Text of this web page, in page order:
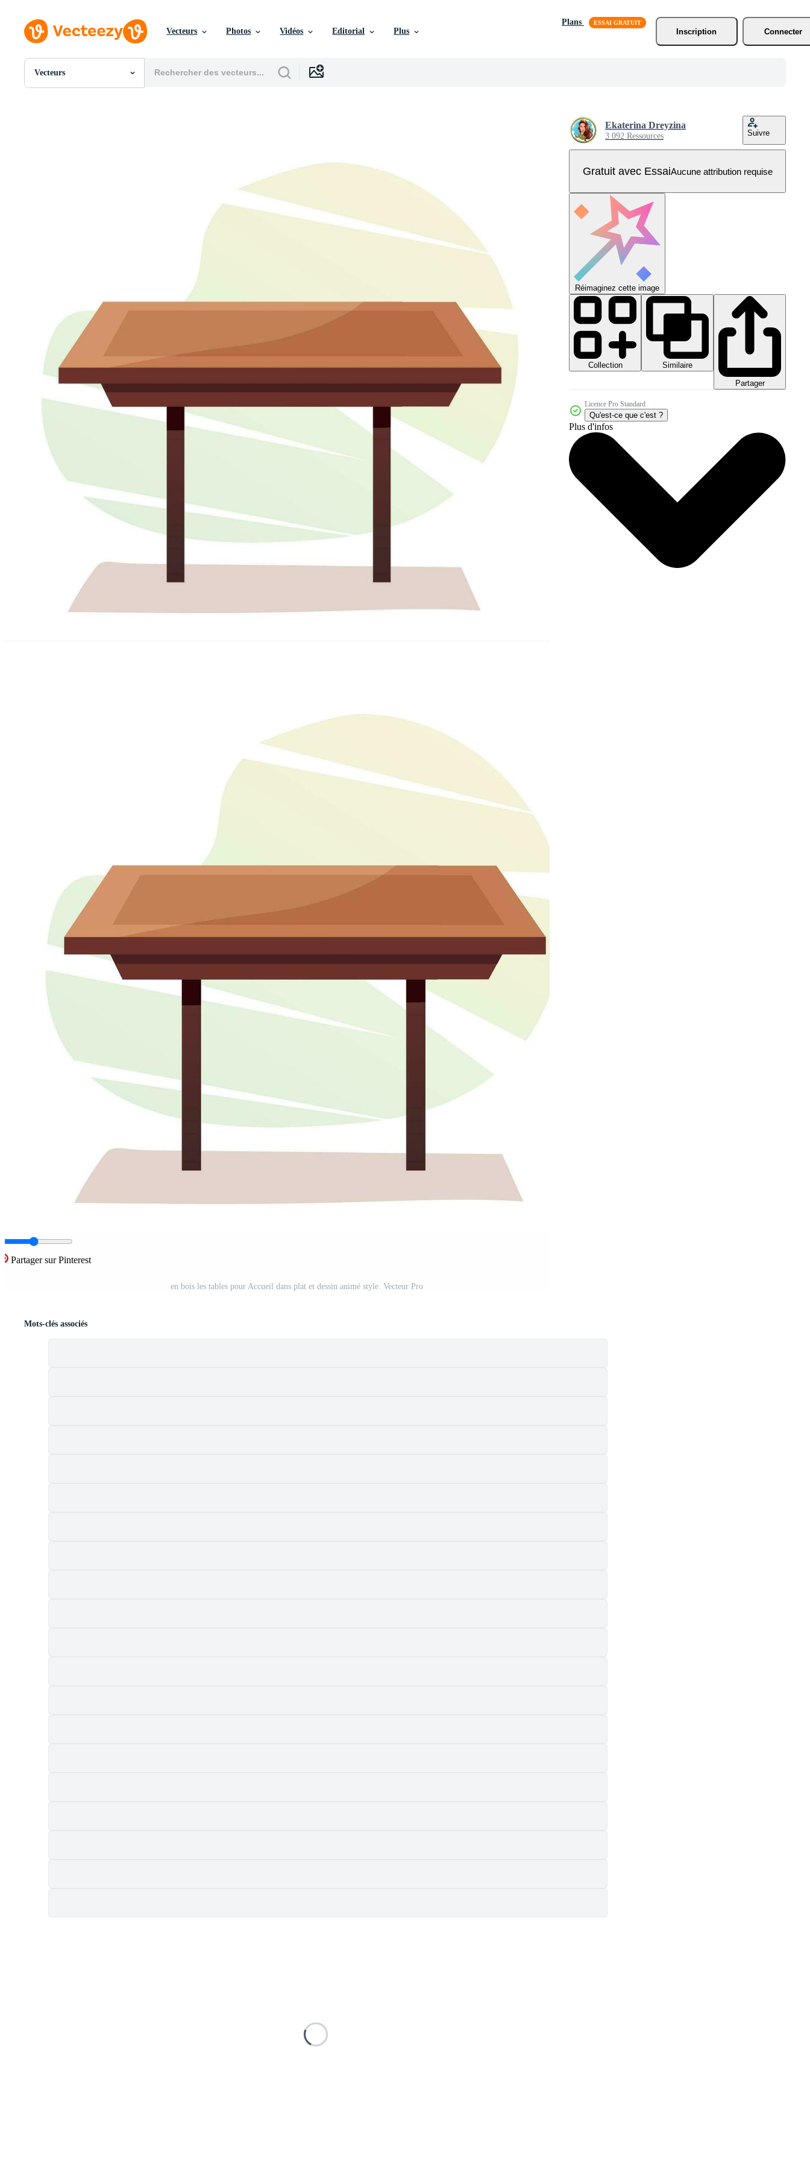
Vecteurs Photos Vidéos Editorial Plus
Plans
Inscription
Connecter
Vecteurs
Toutes Images
Partager sur Pinterest
en bois les tables pour Accueil dans plat et dessin animé style. Vecteur Pro
Ekaterina Dreyzina
3 092 Ressources Suivre
Gratuit avec EssaiAucune attribution requise
Réimaginez cette image
Collection
Similaire
Partager
Licence Pro Standard
Qu'est-ce que c'est ?
Plus d'infos
Mots-clés associés